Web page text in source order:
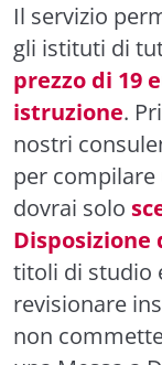
Il servizio
gli istituti di
prezzo di 19
istruzione.
nostri
per
dovrai solo
Disposizione
titoli di studio
revisionare
non